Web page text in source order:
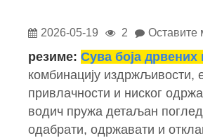
2026-05-19 2 Оставите
резиме: Сува боја дрвених
комбинацију издржљивости,
привлачности и ниског
водич пружа детаљан
одабрати, одржавати и